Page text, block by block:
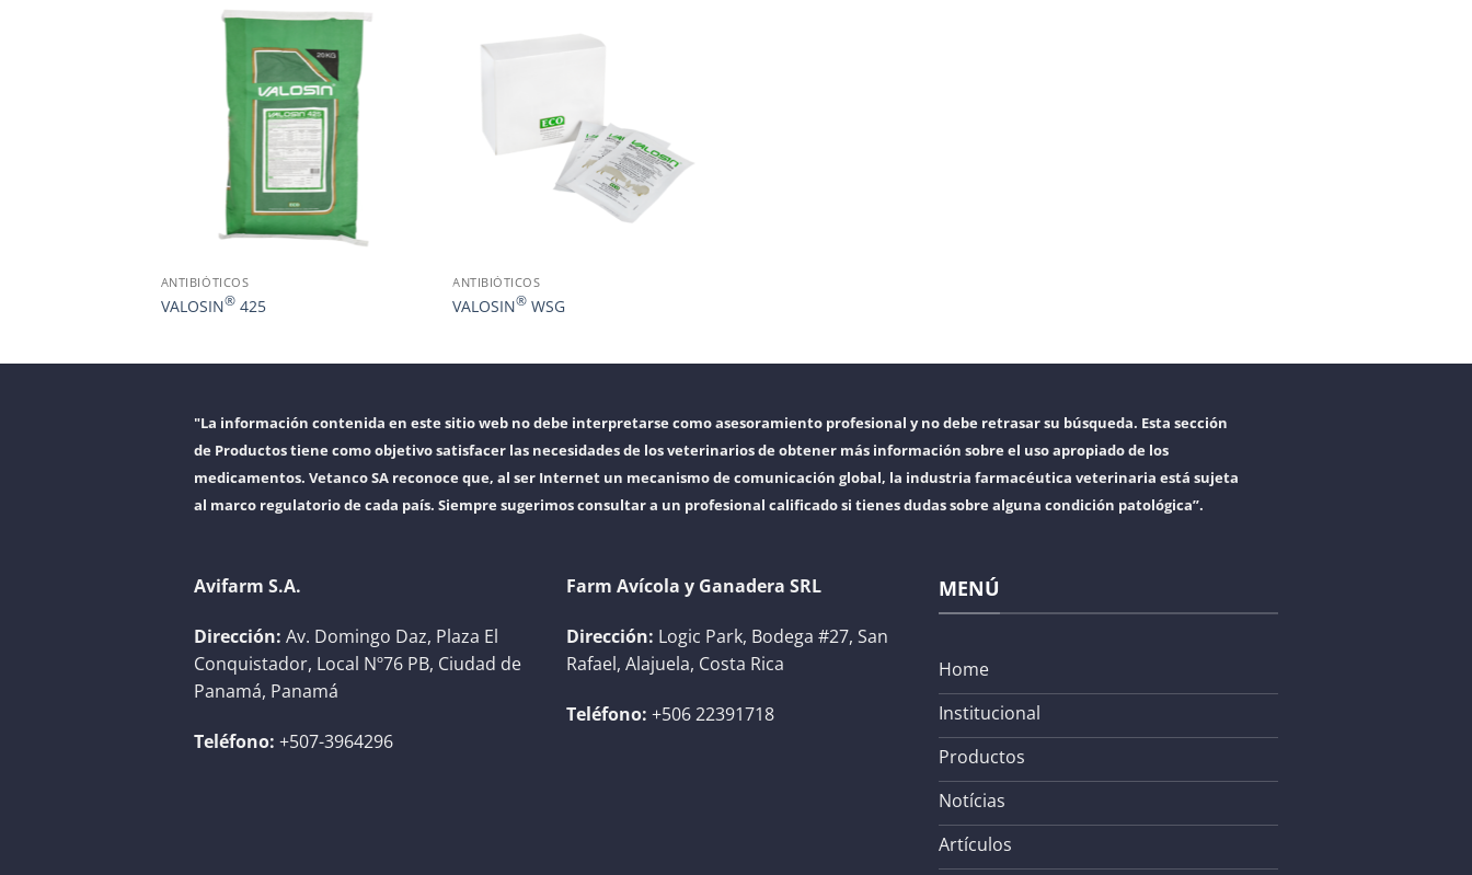
ANTIBIÓTICOS
VALOSIN®425
ANTIBIÓTICOS
VALOSIN® WSG
"La información contenida en este sitio web no debe interpretarse como asesoramiento profesional y no debe retrasar su búsqueda. Esta sección
de Productos tiene como objetivo satisfacer las necesidades de los veterinarios de obtener más información sobre el uso apropiado de los
medicamentos. Vetanco SA reconoce que, al ser Internet un mecanismo de comunicación global, la industria farmacéutica veterinaria está sujeta
al marco regulatorio de cada país. Siempre sugerimos consultar a un profesional calificado si tienes dudas sobre alguna condición patológica”.
Avifarm S.A.
Dirección: Av. Domingo Daz, Plaza El
Conquistador, Local Nº76 PB, Ciudad de
Panamá, Panamá
Teléfono: +507-3964296
Farm Avícola y Ganadera SRL
Dirección: Logic Park, Bodega #27, San
Rafael, Alajuela, Costa Rica
Teléfono: +506 22391718
MENÚ
Home
Institucional
Productos
Notícias
Artículos